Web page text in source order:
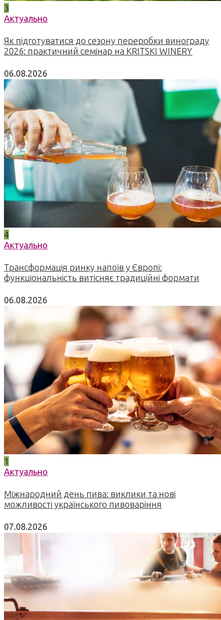
3
Актуально
Як підготуватися до сезону переробки винограду
2026: практичний семінар на KRITSKI WINERY
06.08.2026
4
Актуально
Трансформація ринку напоїв у Європі:
функціональність витісняє традиційні формати
06.08.2026
1
Актуально
Міжнародний день пива: виклики та нові
можливості українського пивоваріння
07.08.2026